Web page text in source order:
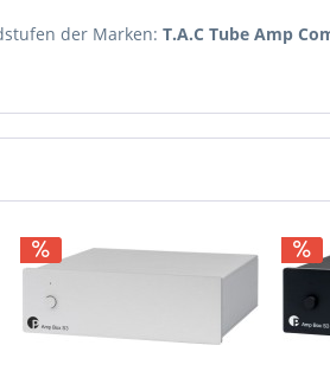
der Marken: T.A.C Tube Amp